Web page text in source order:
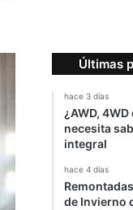
Últimas
hace 3 días
¿AWD,
necesita
integral
hace 4 días
de Invierno